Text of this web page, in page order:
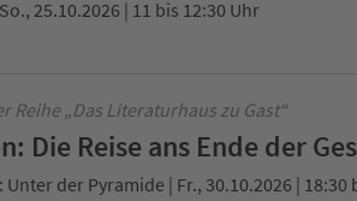
25.10.2026 | 11 bis 12:30 Uhr
Reihe „Das Literaturhaus zu Gast“
Die Reise ans Ende der
der Pyramide | Fr., 30.10.2026 | 18:30